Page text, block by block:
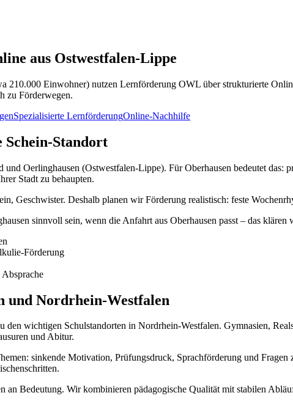
aus Ostwestfalen-Lippe
210.000 Einwohner) nutzen Lernförderung OWL über strukturierte
zu Förderwegen.
Spezialisierte LernförderungOnline-Nachhilfe
Schein-Standort
und Oerlinghausen (Ostwestfalen-Lippe). Für Oberhausen bedeutet
Stadt zu behaupten.
Geschwister. Deshalb planen wir Förderung realistisch: feste
sinnvoll sein, wenn die Anfahrt aus Oberhausen passt – das klären
Förderung
und Nordrhein-Westfalen
wichtigen Schulstandorten in Nordrhein-Westfalen. Gymnasien,
und Abitur.
sinkende Motivation, Prüfungsdruck, Sprachförderung und
an Bedeutung. Wir kombinieren pädagogische Qualität mit stabilen